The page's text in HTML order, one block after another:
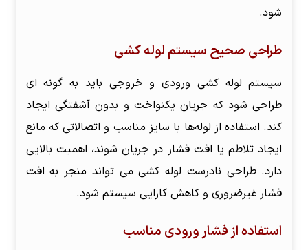
شود.
طراحی صحیح سیستم لوله کشی
سیستم لوله کشی ورودی و خروجی باید به گونه ای
طراحی شود که جریان یکنواخت و بدون آشفتگی ایجاد
کند. استفاده از لوله‌ها با سایز مناسب و اتصالاتی که مانع
ایجاد تلاطم یا افت فشار در جریان شوند، اهمیت بالایی
دارد. طراحی نادرست لوله کشی می تواند منجر به افت
فشار غیرضروری و کاهش کارایی سیستم شود.
استفاده از فشار ورودی مناسب